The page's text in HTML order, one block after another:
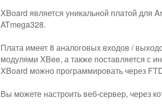
XBoard является уникальной платой для
ATmega328.
Плата имеет 8 аналоговых входов /
модулями XBee, а также поставляется с
XBoard можно программировать через
Вы можете настроить веб-сервер, через